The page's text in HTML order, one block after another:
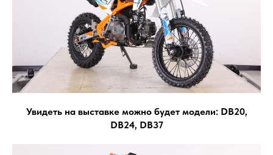
Увидеть на выставке можно будет модели: DB20,
DB24, DB37